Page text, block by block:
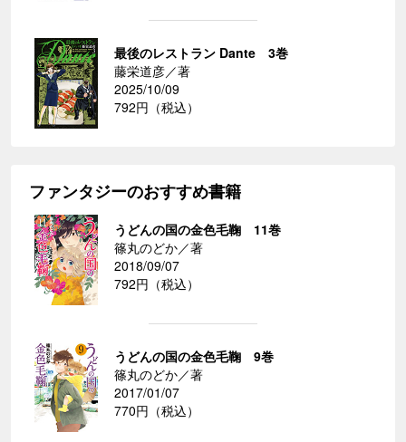
最後のレストラン Dante 3巻
藤栄道彦／著
2025/10/09
792円（税込）
ファンタジーのおすすめ書籍
うどんの国の金色毛鞠 11巻
篠丸のどか／著
2018/09/07
792円（税込）
うどんの国の金色毛鞠 9巻
篠丸のどか／著
2017/01/07
770円（税込）